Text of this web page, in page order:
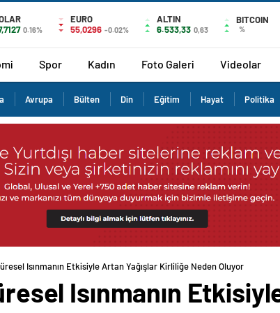
0.16%
EURO
55,0296 -0.02%
ALTIN
6.533,33 0,63
BITCOIN
%
Spor Kadın Foto Galeri Videolar
Avrupa Bülten Din Eğitim Hayat Politika
Isınmanın Etkisiyle Artan Yağışlar Kirliliğe Neden Oluyor
Isınmanın